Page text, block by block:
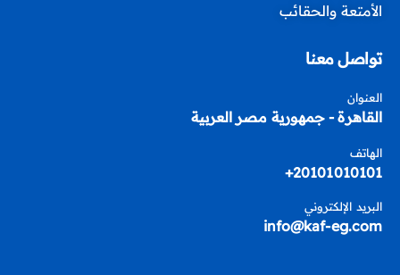
الأمتعة والحقائب
تواصل معنا
العنوان
القاهرة - جمهورية مصر العربية
الهاتف
20101010101+
البريد الإلكتروني
info@kaf-eg.com